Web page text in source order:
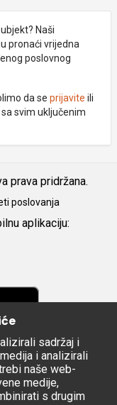
Naši
pronaći vrijedna
poslovnog
da se prijavite ili
svim uključenim
prava pridržana.
poslovanja
aplikaciju:
sadržaj i
i analizirali
naše web-
medije,
s drugim